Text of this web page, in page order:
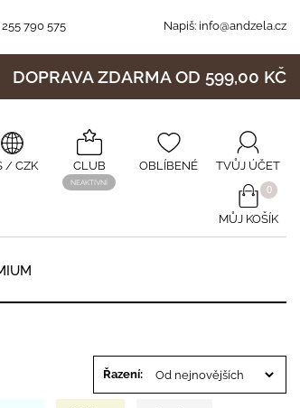
790 575 Napiš: info@andzela.cz
DOPRAVA ZDARMA OD 599,00 KČ
/ CZK CLUB
NEAKTIVNÍ
OBLÍBENÉ TVŮJ ÚČET
0
MŮJ KOŠÍK
Řazení: